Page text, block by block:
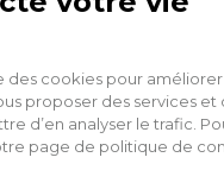
Conditions générales
Politique de